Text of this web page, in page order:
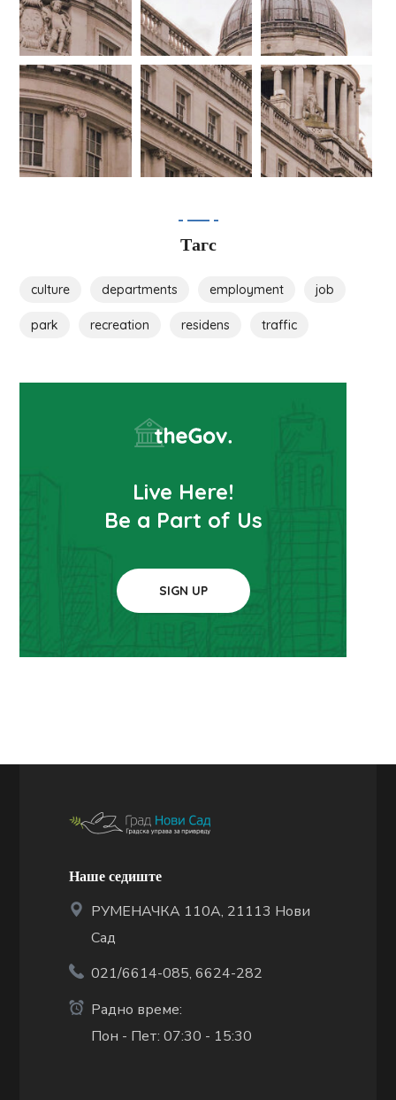
Тагс
culture departments employment job
park recreation residens traffic
Live Here!
Be a Part of Us
SIGN UP
Наше седиште
РУМЕНАЧКА 110А, 21113 Нови
Сад
021/6614-085, 6624-282
Радно време:
Пон - Пет: 07:30 - 15:30